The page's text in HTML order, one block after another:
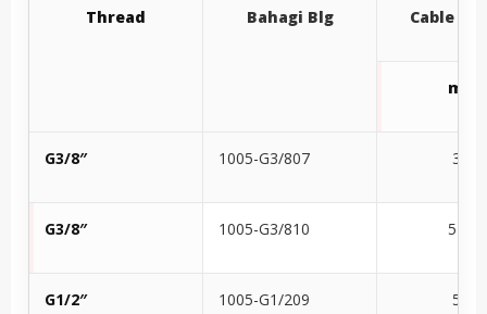
Thread Bahagi Blg Cable
mm
G3/8″ 1005-G3/807 3-7
G3/8″ 1005-G3/810 5-10
G1/2″ 1005-G1/209 5-9